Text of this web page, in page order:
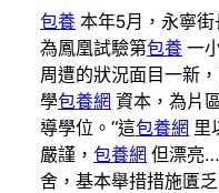
包養 本年5月，永寧
為鳳凰試驗第包養 一
周遭的狀況面目一新
學包養網 資本，為片
導學位。“這包養網 里
嚴謹， 包養網 但漂亮
舍，基本舉措措施匱